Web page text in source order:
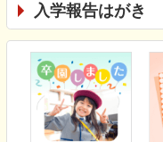
入学報告はがき